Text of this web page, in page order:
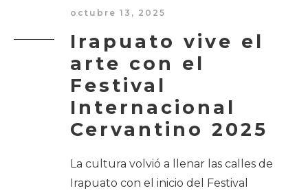
octubre 13, 2025
Irapuato vive el
arte con el
Festival
Internacional
Cervantino 2025
La cultura volvió a llenar las calles de
Irapuato con el inicio del Festival